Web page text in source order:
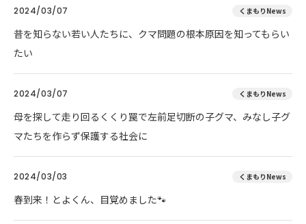
2024/03/07 くまもりNews
昔を知らない若い人たちに、クマ問題の根本原因を知ってもらい
たい
2024/03/07 くまもりNews
母を探して走り回るくくり罠で左前足切断の子グマ、みなし子グ
マたちを作らず保護する社会に
2024/03/03 くまもりNews
春到来！とよくん、目覚めました🐾